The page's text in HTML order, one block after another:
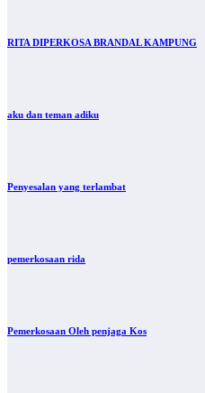
RITA DIPERKOSA BRANDAL KAMPUNG
aku dan teman adiku
Penyesalan yang terlambat
pemerkosaan rida
Pemerkosaan Oleh penjaga Kos